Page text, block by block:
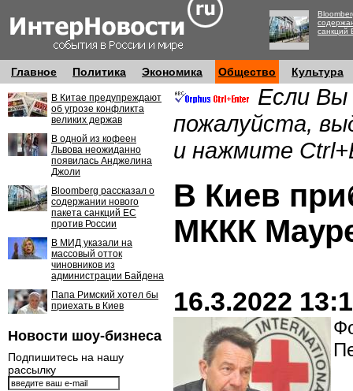
санкций
Главное Политика Экономика Общество Культура
В Китае предупреждают
об угрозе конфликта
великих держав
В одной из кофеен
Львова неожиданно
появилась Анджелина
Джоли
Bloomberg рассказал о
содержании нового
пакета санкций ЕС
против России
В МИД указали на
массовый отток
чиновников из
администрации Байдена
Папа Римский хотел бы
приехать в Киев
Новости шоу-бизнеса
Подпишитесь на нашу
рассылку
Если Вы
пожалуйста,
и нажмите
В Киев
МККК
16.3.2022